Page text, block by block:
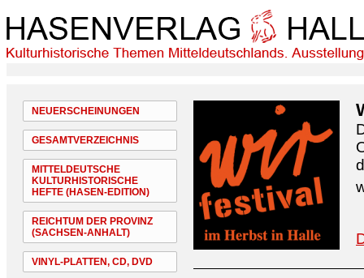
NEUERSCHEINUNGEN
GESAMTVERZEICHNIS
MITTELDEUTSCHE
KULTURHISTORISCHE
HEFTE (HASEN-EDITION)
REICHTUM DER PROVINZ
(SACHSEN-ANHALT)
VINYL-PLATTEN, CD, DVD